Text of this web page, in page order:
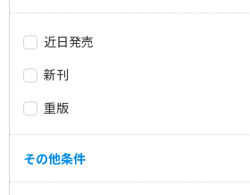
近日発売
新刊
重版
その他条件